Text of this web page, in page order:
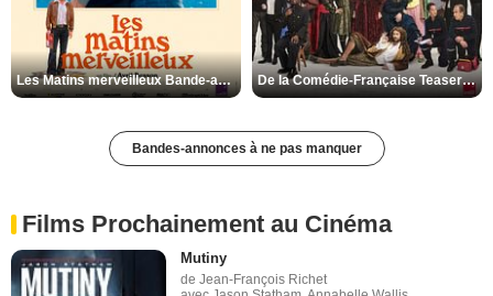
Les Matins merveilleux Bande-annonce VF De la Comédie-Française Teaser VF
Bandes-annonces à ne pas manquer
Films Prochainement au Cinéma
Mutiny
de Jean-François Richet